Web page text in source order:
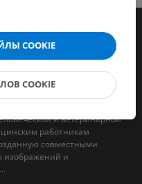
и ветеринарной
работникам
совместными
изображений и
COOKIE
COOKIE